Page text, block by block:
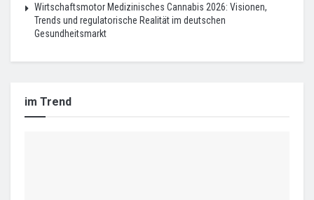
Wirtschaftsmotor Medizinisches Cannabis 2026: Visionen,
Trends und regulatorische Realität im deutschen
Gesundheitsmarkt
im Trend